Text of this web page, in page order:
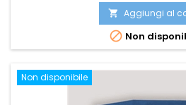
 Aggiungi al
 Non
Non disponibile